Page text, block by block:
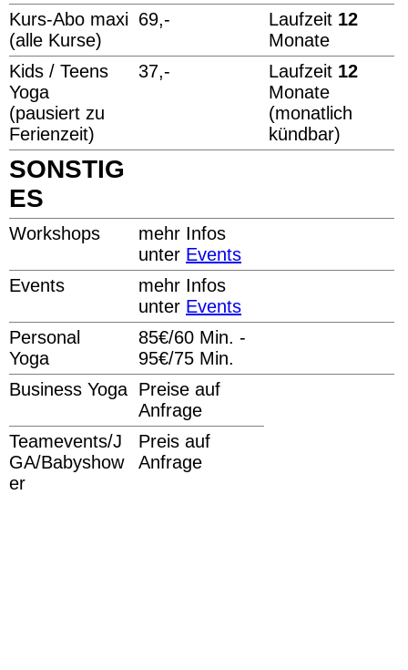
Kurs-Abo maxi
(alle Kurse)
69,- Laufzeit 12
Monate
Kids / Teens
Yoga
(pausiert zu
Ferienzeit)
37,- Laufzeit 12
Monate
(monatlich
kündbar)
SONSTIG
ES
Workshops
mehr Infos
unter Events
Events
mehr Infos
unter Events
Personal
Yoga
85€/60 Min. -
95€/75 Min.
Business Yoga Preise auf
Anfrage
Teamevents/J
GA/Babyshow
er
Preis auf
Anfrage